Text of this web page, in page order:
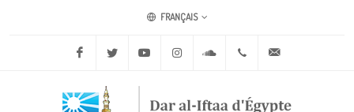
FRANÇAIS
Facebook Twitter Youtube Instagram Soundcloud+20 2 25970400